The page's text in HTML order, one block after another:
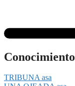
Conocimiento
TRIBUNA asa